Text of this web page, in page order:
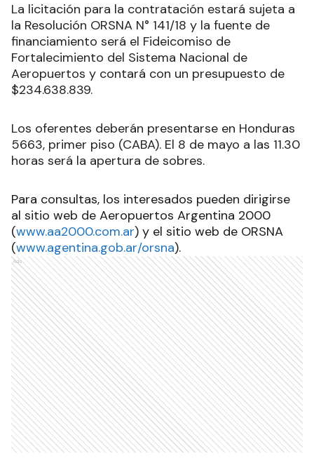
La licitación para la contratación estará sujeta a
la Resolución ORSNA N° 141/18 y la fuente de
financiamiento será el Fideicomiso de
Fortalecimiento del Sistema Nacional de
Aeropuertos y contará con un presupuesto de
$234.638.839.
Los oferentes deberán presentarse en Honduras
5663, primer piso (CABA). El 8 de mayo a las 11.30
horas será la apertura de sobres.
Para consultas, los interesados pueden dirigirse
al sitio web de Aeropuertos Argentina 2000
(www.aa2000.com.ar) y el sitio web de ORSNA
(www.agentina.gob.ar/orsna).
Ads